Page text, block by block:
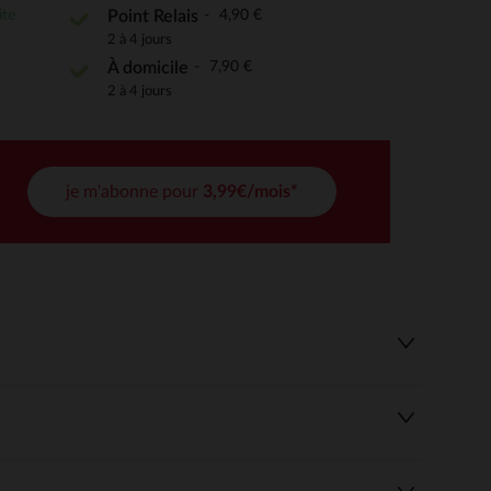
Point Relais 4,90 €
2 à 4 jours
À domicile 7,90 €
2 à 4 jours
je m'abonne pour 3,99€/mois*